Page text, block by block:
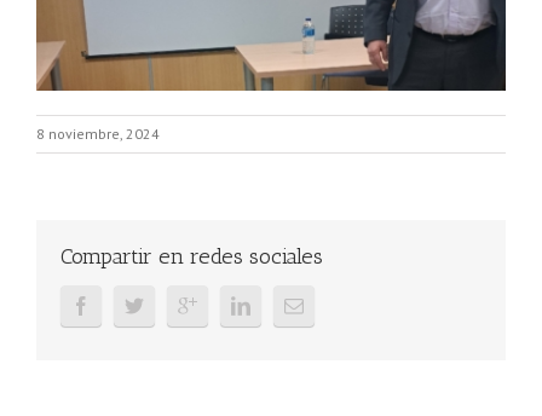
8 noviembre, 2024
Compartir en redes sociales